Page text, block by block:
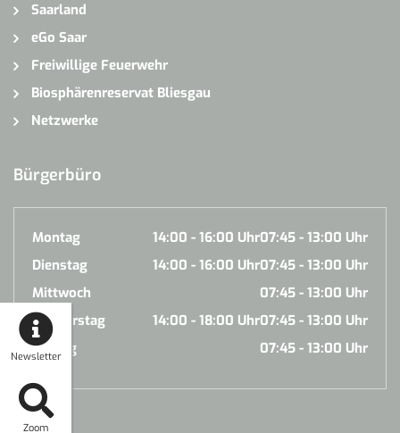
Newsletter
Zoom
Saarland
eGo Saar
Freiwillige Feuerwehr
Biosphärenreservat Bliesgau
Netzwerke
Bürgerbüro
Montag 07:45 - 13:00 Uhr
14:00 - 16:00 Uhr
Dienstag
07:45 - 13:00 Uhr
14:00 - 16:00 Uhr
Mittwoch
07:45 - 13:00 Uhr
Donnerstag
07:45 - 13:00 Uhr
14:00 - 18:00 Uhr
Freitag
07:45 - 13:00 Uhr